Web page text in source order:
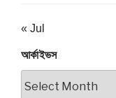
« Jul
আর্কাইভস